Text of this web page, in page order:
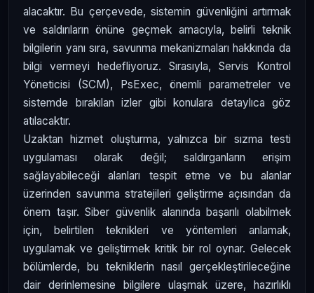
alacaktır. Bu çerçevede, sistemin güvenliğini artırmak
ve saldırıların önüne geçmek amacıyla, belirli teknik
bilgilerin yanı sıra, savunma mekanizmaları hakkında da
bilgi vermeyi hedefliyoruz. Sırasıyla, Servis Kontrol
Yöneticisi (SCM), PsExec, önemli parametreler ve
sistemde bırakılan izler gibi konulara detaylıca göz
atılacaktır.
Uzaktan hizmet oluşturma, yalnızca bir sızma testi
uygulaması olarak değil; saldırganların erişim
sağlayabileceği alanları tespit etme ve bu alanlar
üzerinden savunma stratejileri geliştirme açısından da
önem taşır. Siber güvenlik alanında başarılı olabilmek
için, belirtilen teknikleri ve yöntemleri anlamak,
uygulamak ve geliştirmek kritik bir rol oynar. Gelecek
bölümlerde, bu tekniklerin nasıl gerçekleştirileceğine
dair derinlemesine bilgilere ulaşmak üzere, hazırlıklı